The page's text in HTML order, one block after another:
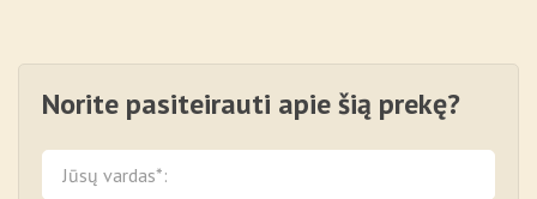
Norite pasiteirauti apie šią prekę?